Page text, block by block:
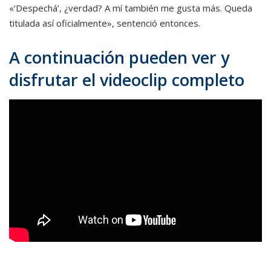
«‘Despechá’, ¿verdad? A mí también me gusta más. Queda
titulada así oficialmente», sentenció entonces.
A continuación pueden ver y
disfrutar el videoclip completo